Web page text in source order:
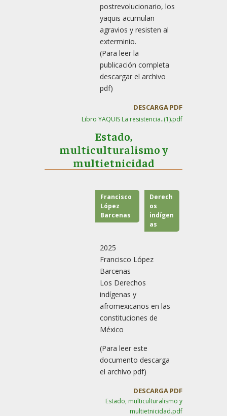
postrevolucionario, los
yaquis acumulan
agravios y resisten al
exterminio.
(Para leer la
publicación completa
descargar el archivo
pdf)
DESCARGA PDF
Libro YAQUIS La resistencia..(1).pdf
Estado,
multiculturalismo y
multietnicidad
Francisco
López
Barcenas
Derech
os
indígen
as
2025
Francisco López
Barcenas
Los Derechos
indígenas y
afromexicanos en las
constituciones de
México
(Para leer este
documento descarga
el archivo pdf)
DESCARGA PDF
Estado, multiculturalismo y
multietnicidad.pdf